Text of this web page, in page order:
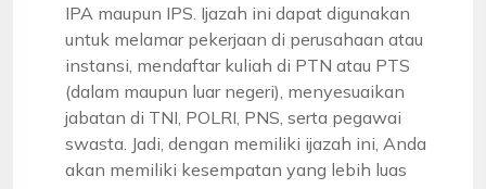
IPA maupun IPS. Ijazah ini dapat digunakan
untuk melamar pekerjaan di perusahaan atau
instansi, mendaftar kuliah di PTN atau PTS
(dalam maupun luar negeri), menyesuaikan
jabatan di TNI, POLRI, PNS, serta pegawai
swasta. Jadi, dengan memiliki ijazah ini, Anda
akan memiliki kesempatan yang lebih luas